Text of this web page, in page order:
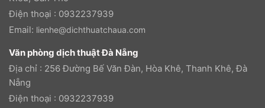
Điện thoại : 0932237939
Email: lienhe@dichthuatchaua.com
Văn phòng dịch thuật Đà Nẵng
Địa chỉ : 256 Đường Bế Văn Đàn, Hòa Khê, Thanh Khê, Đà
Nẵng
Điện thoại : 0932237939